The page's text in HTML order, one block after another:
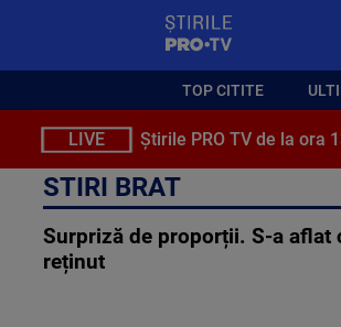
TOP CITITE
LIVE Știrile PRO TV de la ora
STIRI BRAT
Surpriză de proporții. S-a
reținut